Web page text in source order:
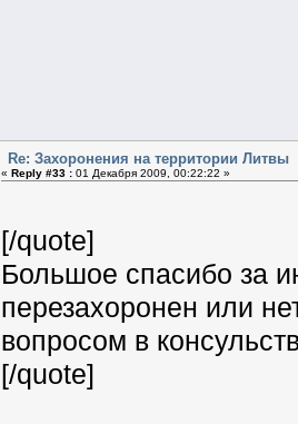
Re: Захоронения на территории Литвы
« Reply #33 :01 Декабря 2009, 00:22:22 »
[/quote]
Большое спасибо за
перезахоронен или
вопросом в
[/quote]